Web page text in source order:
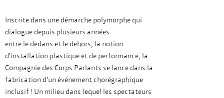
Inscrite dans une démarche polymorphe qui
dialogue depuis plusieurs années
entre le dedans et le dehors, la notion
d’installation plastique et de performance, la
Compagnie des Corps Parlants se lance dans la
fabrication d’un événement chorégraphique
inclusif ! Un milieu dans lequel les spectateurs